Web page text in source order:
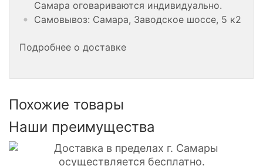
Самара оговариваются индивидуально.
Самовывоз: Самара, Заводское шоссе, 5 к2
Подробнее о доставке
Похожие товары
Наши преимущества